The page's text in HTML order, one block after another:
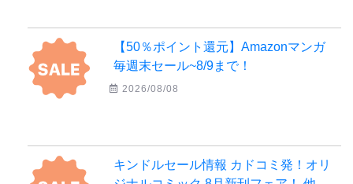
【50％ポイント還元】Amazonマンガ
毎週末セール~8/9まで！
2026/08/08
キンドルセール情報 カドコミ発！オリ